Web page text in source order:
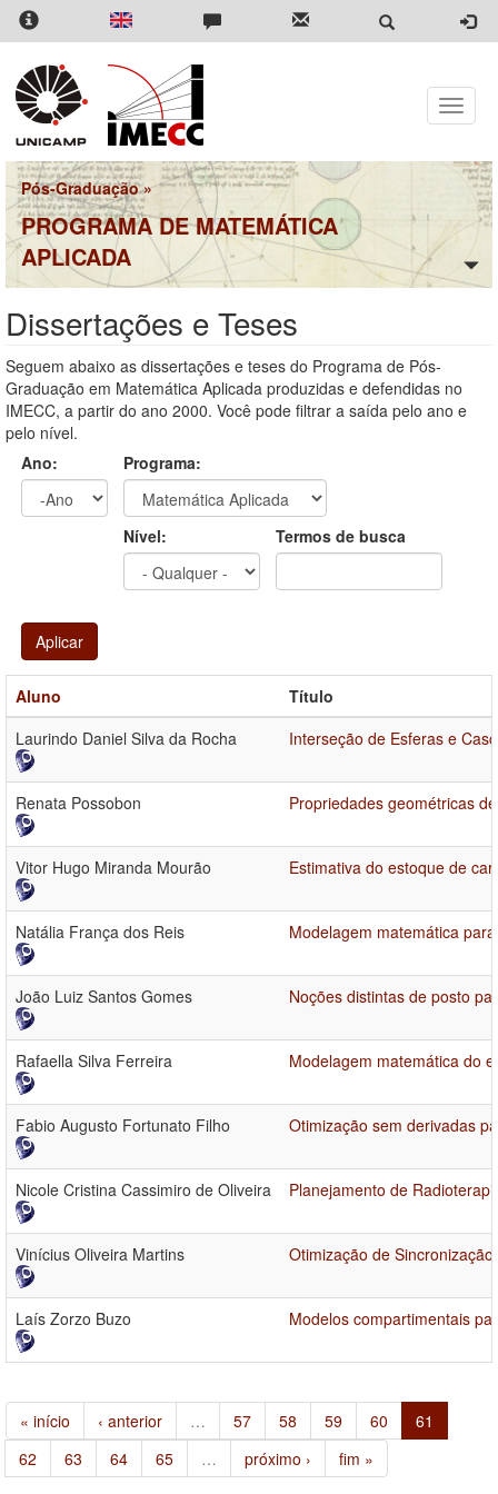
Pular
para
conteúdo
principal
Toggle
Pós-Graduação»
PROGRAMA DE MATEMÁTICA
APLICADA
Dissertações e Teses
Seguem abaixo as dissertações e teses do Programa de Pós-
Graduação em Matemática Aplicada produzidas e defendidas no
IMECC, a partir do ano 2000. Você pode filtrar a saída pelo ano e
pelo nível.
Ano:
Programa:
Nível: Termos de busca
Aplicar
Aluno
Título
Laurindo Daniel Silva da Rocha
Interseção de Esferas e
Renata Possobon Propriedades geométricas
Vitor Hugo Miranda Mourão Estimativa do estoque de
Natália França dos Reis Modelagem matemática
João Luiz Santos Gomes Noções distintas de posto
Rafaella Silva Ferreira Modelagem matemática do
Fabio Augusto Fortunato Filho Otimização sem derivadas
Nicole Cristina Cassimiro de Oliveira Planejamento de
Vinícius Oliveira Martins Otimização de
Laís Zorzo Buzo Modelos compartimentais
« início ‹ anterior … 57 58 59 60
61
62
63 64 65 … próximo › fim »